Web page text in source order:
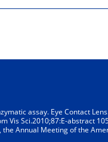
assay. Eye Contact
Vis Sci.2010;87:E-abstract
Annual Meeting of the